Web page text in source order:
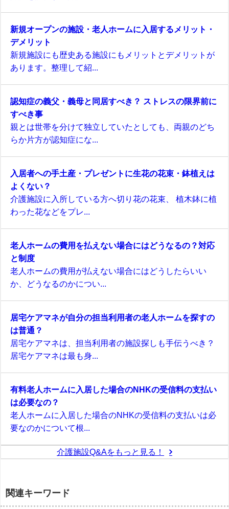
新規オープンの施設・老人ホームに入居するメリット・
デメリット
新規施設にも歴史ある施設にもメリットとデメリットが
あります。整理して紹...
認知症の義父・義母と同居すべき？ ストレスの限界前に
すべき事
親とは世帯を分けて独立していたとしても、両親のどち
らか片方が認知症にな...
入居者への手土産・プレゼントに生花の花束・鉢植えは
よくない？
介護施設に入所している方へ切り花の花束、 植木鉢に植
わった花などをプレ...
老人ホームの費用を払えない場合にはどうなるの？対応
と制度
老人ホームの費用が払えない場合にはどうしたらいい
か、どうなるのかについ...
居宅ケアマネが自分の担当利用者の老人ホームを探すの
は普通？
居宅ケアマネは、担当利用者の施設探しも手伝うべき？
居宅ケアマネは最も身...
有料老人ホームに入居した場合のNHKの受信料の支払い
は必要なの？
老人ホームに入居した場合のNHKの受信料の支払いは必
要なのかについて根...
介護施設Q&Aをもっと見る！
関連キーワード